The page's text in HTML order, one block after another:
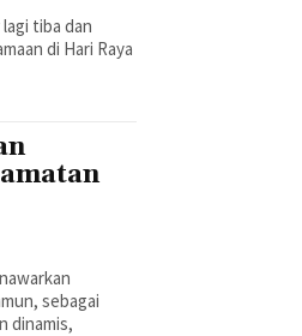
tiba dan
di Hari Raya
sebagai
dinamis,